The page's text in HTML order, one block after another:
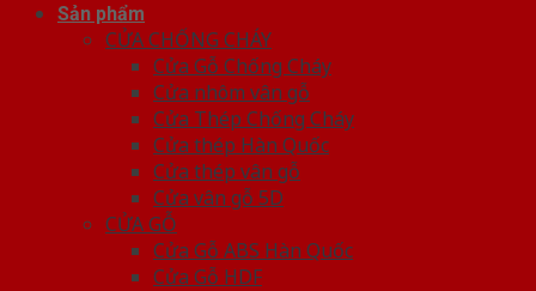
Sản phẩm
CỬA CHỐNG CHÁY
Cửa Gỗ Chống Cháy
Cửa nhôm vân gỗ
Cửa Thép Chống Cháy
Cửa thép Hàn Quốc
Cửa thép vân gỗ
Cửa vân gỗ 5D
CỬA GỖ
Cửa Gỗ ABS Hàn Quốc
Cửa Gỗ HDF